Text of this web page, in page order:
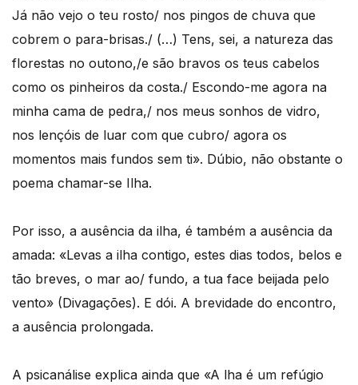
Já não vejo o teu rosto/ nos pingos de chuva que
cobrem o para-brisas./ (…) Tens, sei, a natureza das
florestas no outono,/e são bravos os teus cabelos
como os pinheiros da costa./ Escondo-me agora na
minha cama de pedra,/ nos meus sonhos de vidro,
nos lençóis de luar com que cubro/ agora os
momentos mais fundos sem ti». Dúbio, não obstante o
poema chamar-se Ilha.
Por isso, a ausência da ilha, é também a ausência da
amada: «Levas a ilha contigo, estes dias todos, belos e
tão breves, o mar ao/ fundo, a tua face beijada pelo
vento» (Divagações). E dói. A brevidade do encontro,
a ausência prolongada.
A psicanálise explica ainda que «A lha é um refúgio